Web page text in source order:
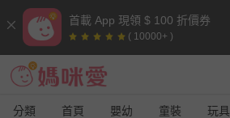
首載 App 現領 $ 100 折價券
( 10000+ )
分類 首頁 嬰幼 童裝 玩具